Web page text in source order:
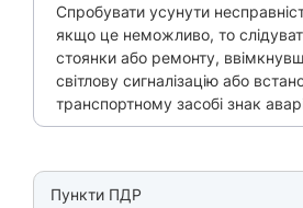
Спробувати усунути
якщо це неможливо, то
стоянки або ремонту,
світлову сигналізацію або
транспортному засобі знак
Пункти ПДР